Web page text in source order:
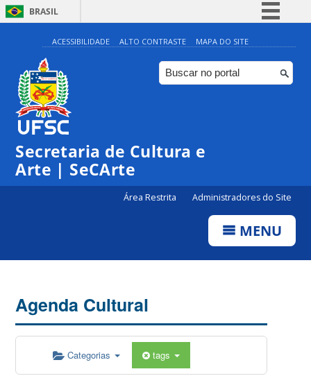
BRASIL
Simplifique!
Comunica BR
Participe
ACESSIBILIDADE ALTO CONTRASTE MAPA DO SITE
Secretaria de Cultura e
Arte | SeCArte
Área Restrita Administradores do Site
MENU
Agenda Cultural
Categorias tags